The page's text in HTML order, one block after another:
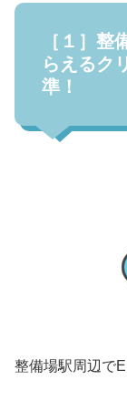
［１］整
らえるク
準！
整備場駅周辺で